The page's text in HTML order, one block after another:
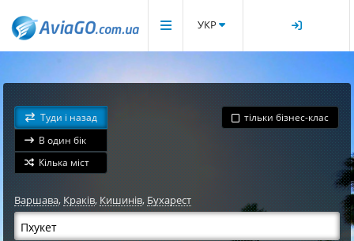
УКР
Туди і назад
В один бік
Кілька міст
тільки бізнес-клас
Варшава, Краків,Кишинів,Бухарест